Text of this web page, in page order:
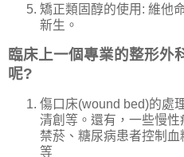
矯正類固醇的使用: 維他
新生。
臨床上一個專業的整形外
呢?
傷口床(wound bed)的處
清創等。還有，一些慢
禁菸、糖尿病患者控制
等